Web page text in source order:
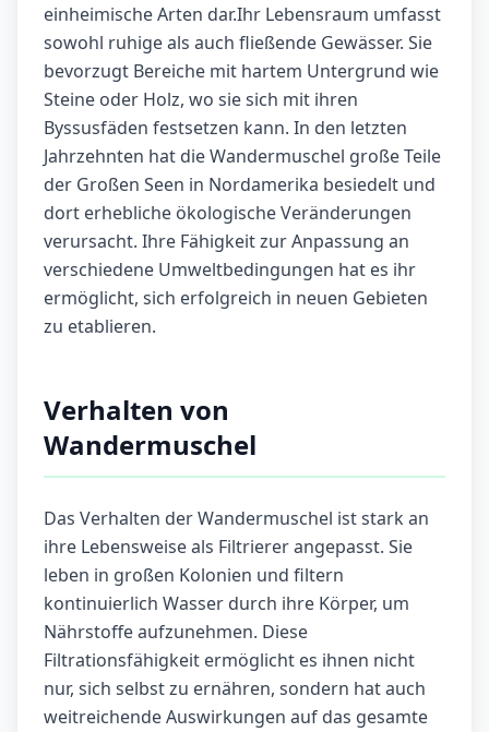
einheimische Arten dar.Ihr Lebensraum umfasst
sowohl ruhige als auch fließende Gewässer. Sie
bevorzugt Bereiche mit hartem Untergrund wie
Steine oder Holz, wo sie sich mit ihren
Byssusfäden festsetzen kann. In den letzten
Jahrzehnten hat die Wandermuschel große Teile
der Großen Seen in Nordamerika besiedelt und
dort erhebliche ökologische Veränderungen
verursacht. Ihre Fähigkeit zur Anpassung an
verschiedene Umweltbedingungen hat es ihr
ermöglicht, sich erfolgreich in neuen Gebieten
zu etablieren.
Verhalten von
Wandermuschel
Das Verhalten der Wandermuschel ist stark an
ihre Lebensweise als Filtrierer angepasst. Sie
leben in großen Kolonien und filtern
kontinuierlich Wasser durch ihre Körper, um
Nährstoffe aufzunehmen. Diese
Filtrationsfähigkeit ermöglicht es ihnen nicht
nur, sich selbst zu ernähren, sondern hat auch
weitreichende Auswirkungen auf das gesamte